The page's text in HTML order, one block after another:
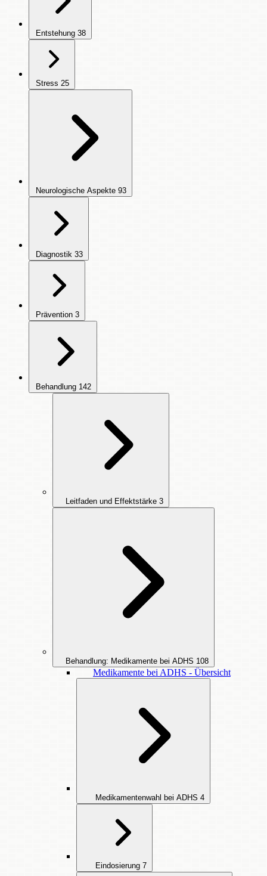
Entstehung 38
Stress 25
Neurologische Aspekte 93
Diagnostik 33
Prävention 3
Behandlung 142
Leitfaden und Effektstärke 3
Behandlung: Medikamente bei ADHS 108
Medikamente bei ADHS - Übersicht
Medikamentenwahl bei ADHS 4
Eindosierung 7